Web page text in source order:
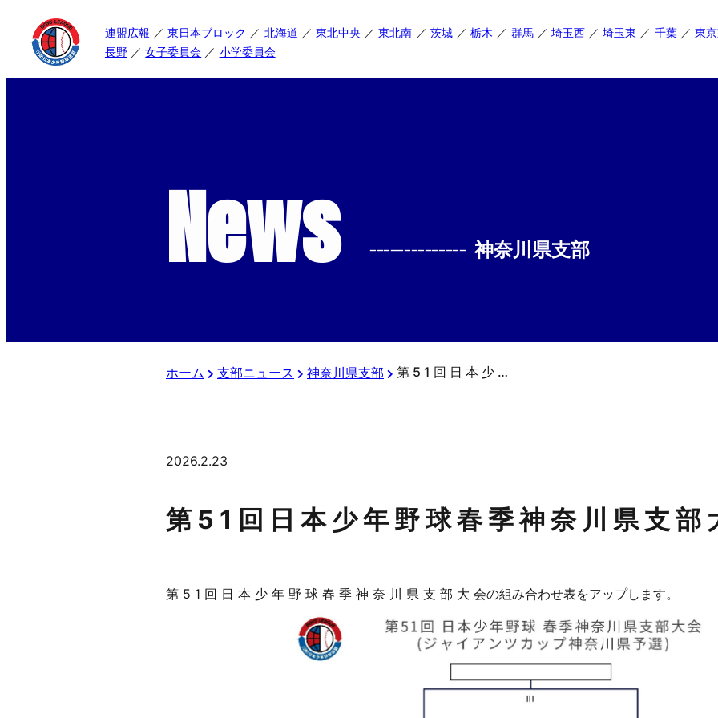
連盟広報 東日本ブロック 北海道 東北中央 東北南 茨城 栃木 群馬 埼玉西 埼玉東 千葉
東
長野
女子委員会 小学委員会
News -------------- 神奈川県支部
ホーム 支部ニュース 神奈川県支部 第 5 1 回 ⽇ 本 少 年 野 球 春 季 神 奈 川 県 ⽀ 部 ⼤ 会
2026.2.23
第 5 1 回 ⽇ 本 少 年 野 球 春 季 神 奈 川 県 ⽀ 部
第 5 1 回 ⽇ 本 少 年 野 球 春 季 神 奈 川 県 ⽀ 部 ⼤ 会の組み合わせ表をアップします。